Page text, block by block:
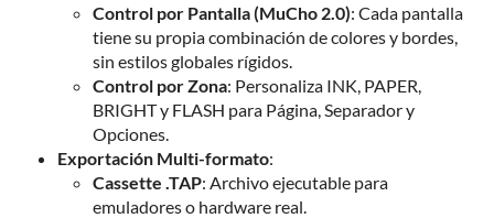
Control por Pantalla (MuCho 2.0): Cada pantalla
tiene su propia combinación de colores y bordes,
sin estilos globales rígidos.
Control por Zona: Personaliza INK, PAPER,
BRIGHT y FLASH para Página, Separador y
Opciones.
Exportación Multi-formato:
Cassette .TAP: Archivo ejecutable para
emuladores o hardware real.